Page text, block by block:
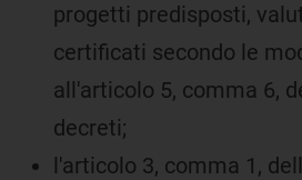
progetti predisposti,
certificati secondo le
all'articolo 5, comma 6,
decreti;
l'articolo 3, comma 1,